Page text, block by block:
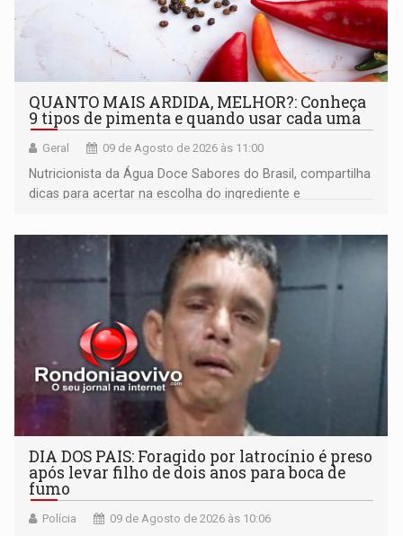
QUANTO MAIS ARDIDA, MELHOR?: Conheça
9 tipos de pimenta e quando usar cada uma
Geral 09 de Agosto de 2026 às 11:00
Nutricionista da Água Doce Sabores do Brasil, compartilha
dicas para acertar na escolha do ingrediente e
DIA DOS PAIS: Foragido por latrocínio é preso
após levar filho de dois anos para boca de
fumo
Polícia 09 de Agosto de 2026 às 10:06